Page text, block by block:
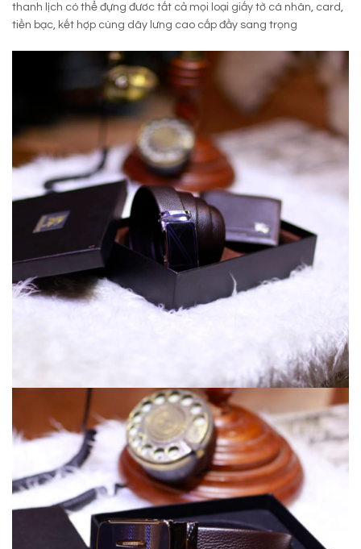
thanh lịch có thể đựng đươc tất cả mọi loại giấy tờ cá nhân, card,
tiền bạc, kết hợp cùng dây lưng cao cấp đầy sang trọng